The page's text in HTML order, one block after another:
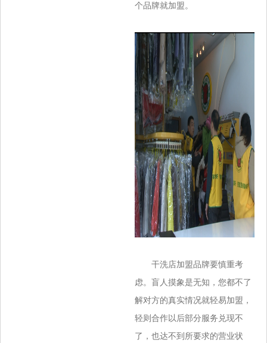
个品牌就加盟。
干洗店加盟品牌要慎重考
虑。盲人摸象是无知，您都不了
解对方的真实情况就轻易加盟，
轻则合作以后部分服务兑现不
了，也达不到所要求的营业状